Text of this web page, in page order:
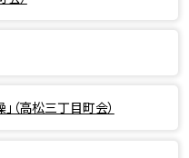
（高松三丁目町会）